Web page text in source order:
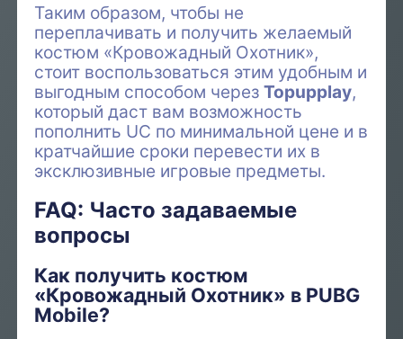
Таким образом, чтобы не
переплачивать и получить желаемый
костюм «Кровожадный Охотник»,
стоит воспользоваться этим удобным и
выгодным способом черезTopupplay,
который даст вам возможность
пополнить UC по минимальной цене и в
кратчайшие сроки перевести их в
эксклюзивные игровые предметы.
FAQ: Часто задаваемые
вопросы
Как получить костюм
«Кровожадный Охотник» в PUBG
Mobile?